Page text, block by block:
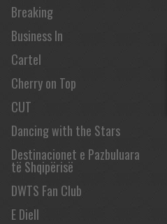
Breaking
Business In
Cartel
Cherry on Top
CUT
Dancing with the Stars
Destinacionet e Pazbuluara
të Shqipërisë
DWTS Fan Club
E Diell